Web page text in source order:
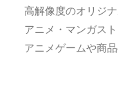
高解像度のオリジ
アニメ・マンガス
アニメゲームや商